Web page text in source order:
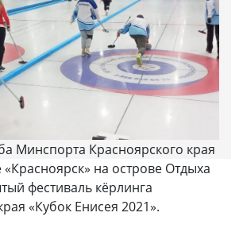
Минспорта Красноярского края
на острове Отдыха
фестиваль кёрлинга
«Кубок Енисея 2021».